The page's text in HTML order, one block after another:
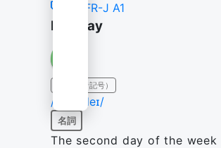
CEFR-J A1
Monday
IPA（発音記号）
/ˈmʌn.deɪ/
名詞
The second day of the